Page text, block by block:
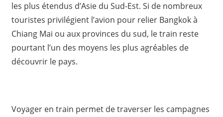
les plus étendus d’Asie du Sud-Est. Si de nombreux
touristes privilégient l’avion pour relier Bangkok à
Chiang Mai ou aux provinces du sud, le train reste
pourtant l’un des moyens les plus agréables de
découvrir le pays.
Voyager en train permet de traverser les campagnes